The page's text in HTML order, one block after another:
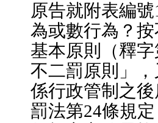
原告就附表編
為或數行為？
基本原則（釋
不二罰原則」
係行政管制之
罰法第24條規